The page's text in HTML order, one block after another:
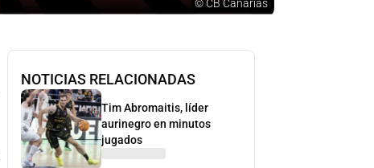
© CB Canarias
NOTICIAS RELACIONADAS
Tim Abromaitis, líder
aurinegro en minutos
jugados